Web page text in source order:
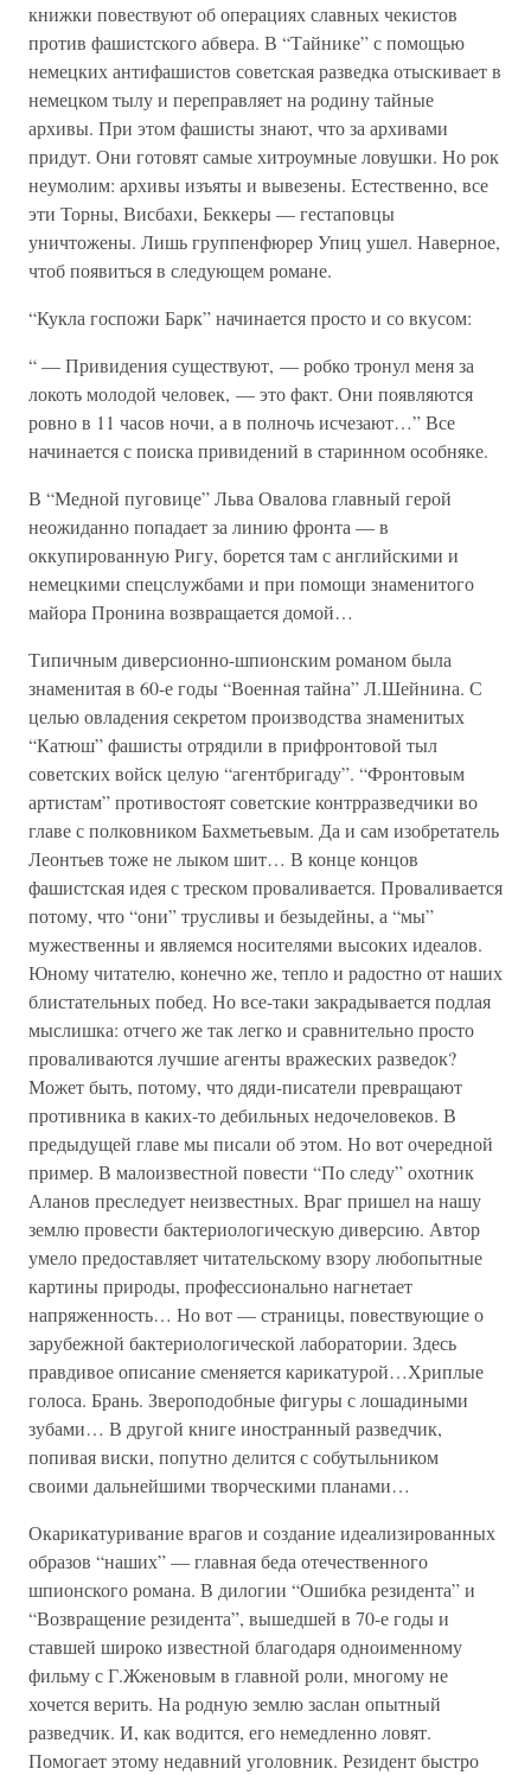
книжки повествуют об операциях славных чекистов
против фашистского абвера. В “Тайнике” с помощью
немецких антифашистов советская разведка отыскивает в
немецком тылу и переправляет на родину тайные
архивы. При этом фашисты знают, что за архивами
придут. Они готовят самые хитроумные ловушки. Но рок
неумолим: архивы изъяты и вывезены. Естественно, все
эти Торны, Висбахи, Беккеры — гестаповцы
уничтожены. Лишь группенфюрер Упиц ушел. Наверное,
чтоб появиться в следующем романе.
“Кукла госпожи Барк” начинается просто и со вкусом:
“ — Привидения существуют, — робко тронул меня за
локоть молодой человек, — это факт. Они появляются
ровно в 11 часов ночи, а в полночь исчезают…” Все
начинается с поиска привидений в старинном особняке.
В “Медной пуговице” Льва Овалова главный герой
неожиданно попадает за линию фронта — в
оккупированную Ригу, борется там с английскими и
немецкими спецслужбами и при помощи знаменитого
майора Пронина возвращается домой…
Типичным диверсионно-шпионским романом была
знаменитая в 60-е годы “Военная тайна” Л.Шейнина. С
целью овладения секретом производства знаменитых
“Катюш” фашисты отрядили в прифронтовой тыл
советских войск целую “агентбригаду”. “Фронтовым
артистам” противостоят советские контрразведчики во
главе с полковником Бахметьевым. Да и сам изобретатель
Леонтьев тоже не лыком шит… В конце концов
фашистская идея с треском проваливается. Проваливается
потому, что “они” трусливы и безыдейны, а “мы”
мужественны и являемся носителями высоких идеалов.
Юному читателю, конечно же, тепло и радостно от наших
блистательных побед. Но все-таки закрадывается подлая
мыслишка: отчего же так легко и сравнительно просто
проваливаются лучшие агенты вражеских разведок?
Может быть, потому, что дяди-писатели превращают
противника в каких-то дебильных недочеловеков. В
предыдущей главе мы писали об этом. Но вот очередной
пример. В малоизвестной повести “По следу” охотник
Аланов преследует неизвестных. Враг пришел на нашу
землю провести бактериологическую диверсию. Автор
умело предоставляет читательскому взору любопытные
картины природы, профессионально нагнетает
напряженность… Но вот — страницы, повествующие о
зарубежной бактериологической лаборатории. Здесь
правдивое описание сменяется карикатурой…Хриплые
голоса. Брань. Звероподобные фигуры с лошадиными
зубами… В другой книге иностранный разведчик,
попивая виски, попутно делится с собутыльником
своими дальнейшими творческими планами…
Окарикатуривание врагов и создание идеализированных
образов “наших” — главная беда отечественного
шпионского романа. В дилогии “Ошибка резидента” и
“Возвращение резидента”, вышедшей в 70-е годы и
ставшей широко известной благодаря одноименному
фильму с Г.Жженовым в главной роли, многому не
хочется верить. На родную землю заслан опытный
разведчик. И, как водится, его немедленно ловят.
Помогает этому недавний уголовник. Резидент быстро